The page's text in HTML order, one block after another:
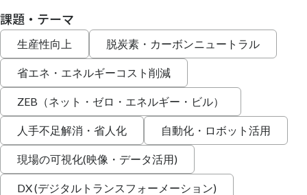
課題・テーマ
生産性向上 脱炭素・カーボンニュートラル
省エネ・エネルギーコスト削減
ZEB（ネット・ゼロ・エネルギー・ビル）
人手不足解消・省人化 自動化・ロボット活用
現場の可視化(映像・データ活用)
DX (デジタルトランスフォーメーション)